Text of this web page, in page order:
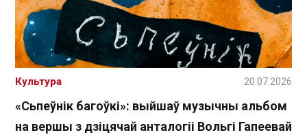
«Сьпеўнік багоўкі»: выйшаў музычны альбом
на вершы з дзіцячай анталогіі Вольгі Гапеевай
Культура 20.07.2026